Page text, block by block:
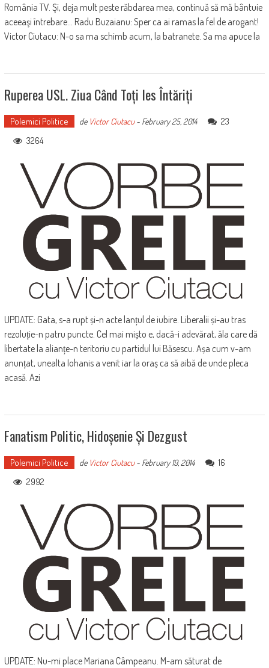
România TV. Şi, deja mult peste răbdarea mea, continuă să mă bântuie
aceeaşi întrebare... Radu Buzaianu: Sper ca ai ramas la fel de arogant!
Victor Ciutacu: N-o sa ma schimb acum, la batranete. Sa ma apuce la
Ruperea USL. Ziua Când Toți Ies Întăriți
Polemici Politice de Victor Ciutacu- February 25, 2014
23
3264
UPDATE: Gata, s-a rupt și-n acte lanțul de iubire. Liberalii și-au tras
rezoluție-n patru puncte. Cel mai mișto e, dacă-i adevărat, ăla care dă
libertate la alianțe-n teritoriu cu partidul lui Băsescu. Așa cum v-am
anunțat, unealta Iohanis a venit iar la oraș ca să aibă de unde pleca
acasă. Azi
Fanatism Politic, Hidoșenie Și Dezgust
Polemici Politice de Victor Ciutacu- February 19, 2014
16
2992
UPDATE: Nu-mi place Mariana Câmpeanu. M-am săturat de